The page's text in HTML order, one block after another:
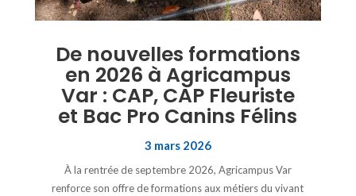
De nouvelles formations
en 2026 à Agricampus
Var : CAP, CAP Fleuriste
et Bac Pro Canins Félins
3 mars 2026
À la rentrée de septembre 2026, Agricampus Var
renforce son offre de formations aux métiers du vivant